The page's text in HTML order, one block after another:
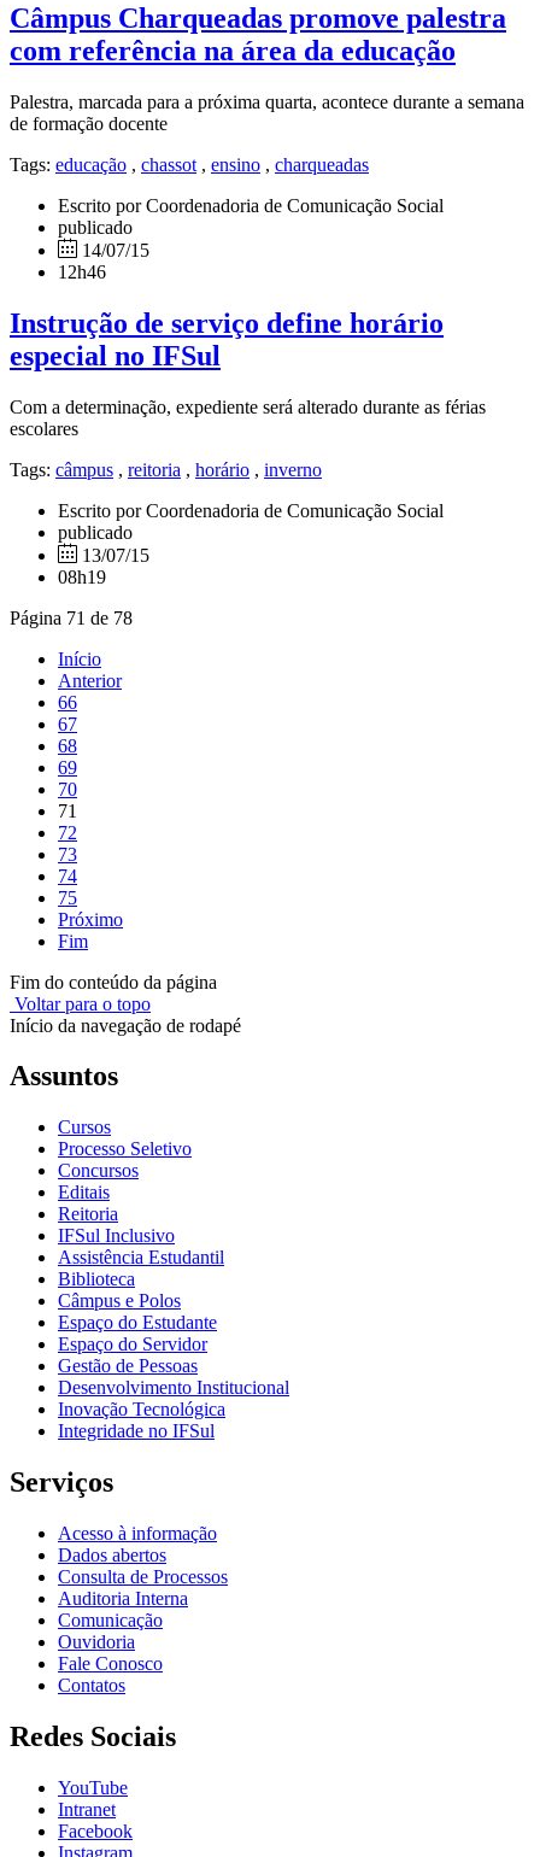
Câmpus Charqueadas promove palestra
com referência na área da educação
Palestra, marcada para a próxima quarta, acontece durante a semana
de formação docente
Tags: educação , chassot , ensino , charqueadas
Escrito por Coordenadoria de Comunicação Social
publicado
14/07/15
12h46
Instrução de serviço define horário
especial no IFSul
Com a determinação, expediente será alterado durante as férias
escolares
Tags: câmpus , reitoria , horário , inverno
Escrito por Coordenadoria de Comunicação Social
publicado
13/07/15
08h19
Página 71 de 78
Início
Anterior
66
67
68
69
70
71
72
73
74
75
Próximo
Fim
Fim do conteúdo da página
Voltar para o topo
Início da navegação de rodapé
Assuntos
Cursos
Processo Seletivo
Concursos
Editais
Reitoria
IFSul Inclusivo
Assistência Estudantil
Biblioteca
Câmpus e Polos
Espaço do Estudante
Espaço do Servidor
Gestão de Pessoas
Desenvolvimento Institucional
Inovação Tecnológica
Integridade no IFSul
Serviços
Acesso à informação
Dados abertos
Consulta de Processos
Auditoria Interna
Comunicação
Ouvidoria
Fale Conosco
Contatos
Redes Sociais
YouTube
Intranet
Facebook
Instagram